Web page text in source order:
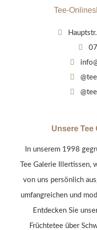
Tee-
Unsere Tee
In unserem 1998
Tee Galerie Illertissen,
von uns persönlich
umfangreichen und
Entdecken Sie
Früchtetee über